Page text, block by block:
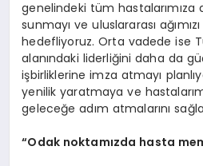
genelindeki tüm hastalarımıza
sunmayı ve uluslararası
hedefliyoruz. Orta vadede ise
alanındaki liderliğini daha da
işbirliklerine imza atmayı
yenilik yaratmaya ve
geleceğe adım atmalarını
“Odak noktamızda hasta